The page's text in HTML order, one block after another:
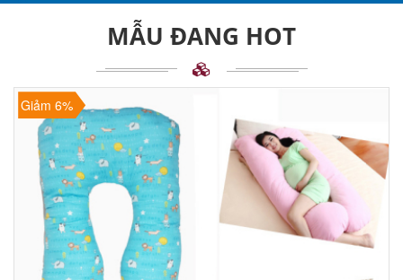
MẪU ĐANG HOT
Giảm 6%